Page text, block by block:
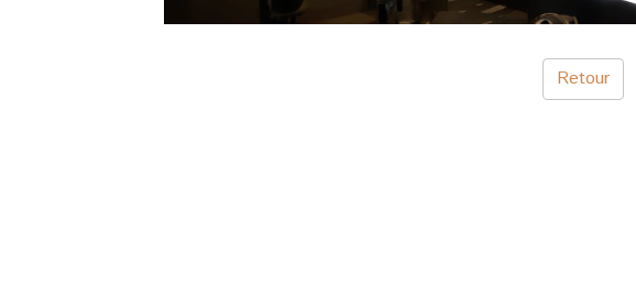
Retour